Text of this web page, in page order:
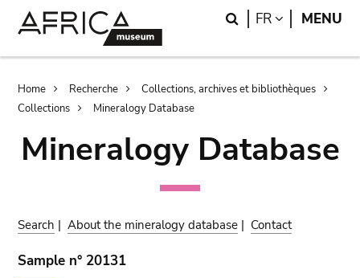
Search
FR LANGUAGE
MENU
Breadcrumb
Home Recherche
Collections, archives et bibliothèques
Collections
Mineralogy Database
Mineralogy Database
Search |About the mineralogy database | Contact
Sample n° 20131